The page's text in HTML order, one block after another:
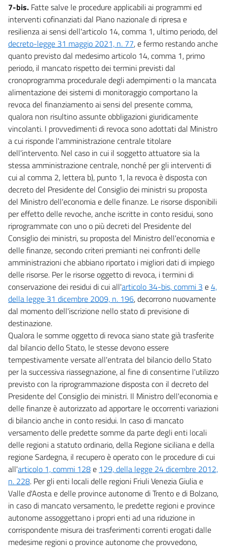
7-bis. Fatte salve le procedure applicabili ai programmi ed
interventi cofinanziati dal Piano nazionale di ripresa e
resilienza ai sensi dell'articolo 14, comma 1, ultimo periodo, del
decreto-legge 31 maggio 2021, n. 77, e fermo restando anche
quanto previsto dal medesimo articolo 14, comma 1, primo
periodo, il mancato rispetto dei termini previsti dal
cronoprogramma procedurale degli adempimenti o la mancata
alimentazione dei sistemi di monitoraggio comportano la
revoca del finanziamento ai sensi del presente comma,
qualora non risultino assunte obbligazioni giuridicamente
vincolanti. I provvedimenti di revoca sono adottati dal Ministro
a cui risponde l'amministrazione centrale titolare
dell'intervento. Nel caso in cui il soggetto attuatore sia la
stessa amministrazione centrale, nonché per gli interventi di
cui al comma 2, lettera b), punto 1, la revoca è disposta con
decreto del Presidente del Consiglio dei ministri su proposta
del Ministro dell'economia e delle finanze. Le risorse disponibili
per effetto delle revoche, anche iscritte in conto residui, sono
riprogrammate con uno o più decreti del Presidente del
Consiglio dei ministri, su proposta del Ministro dell'economia e
delle finanze, secondo criteri premianti nei confronti delle
amministrazioni che abbiano riportato i migliori dati di impiego
delle risorse. Per le risorse oggetto di revoca, i termini di
conservazione dei residui di cui all'articolo 34-bis, commi 3 e4,
della legge 31 dicembre 2009, n. 196, decorrono nuovamente
dal momento dell'iscrizione nello stato di previsione di
destinazione.
Qualora le somme oggetto di revoca siano state già trasferite
dal bilancio dello Stato, le stesse devono essere
tempestivamente versate all'entrata del bilancio dello Stato
per la successiva riassegnazione, al fine di consentirne l'utilizzo
previsto con la riprogrammazione disposta con il decreto del
Presidente del Consiglio dei ministri. Il Ministro dell'economia e
delle finanze è autorizzato ad apportare le occorrenti variazioni
di bilancio anche in conto residui. In caso di mancato
versamento delle predette somme da parte degli enti locali
delle regioni a statuto ordinario, della Regione siciliana e della
regione Sardegna, il recupero è operato con le procedure di cui
all'articolo 1, commi 128e 129, della legge 24 dicembre 2012,
n. 228. Per gli enti locali delle regioni Friuli Venezia Giulia e
Valle d'Aosta e delle province autonome di Trento e di Bolzano,
in caso di mancato versamento, le predette regioni e province
autonome assoggettano i propri enti ad una riduzione in
corrispondente misura dei trasferimenti correnti erogati dalle
medesime regioni o province autonome che provvedono,